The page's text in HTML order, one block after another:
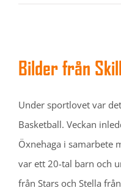
Bilder från
Under sportlovet var
Basketball. Veckan
Öxnehaga i samarbete
var ett 20-tal barn och
från Stars och Stella